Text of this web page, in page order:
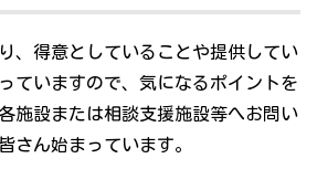
、得意としていることや提供してい
ていますので、気になるポイントを
施設または相談支援施設等へお問い
さん始まっています。